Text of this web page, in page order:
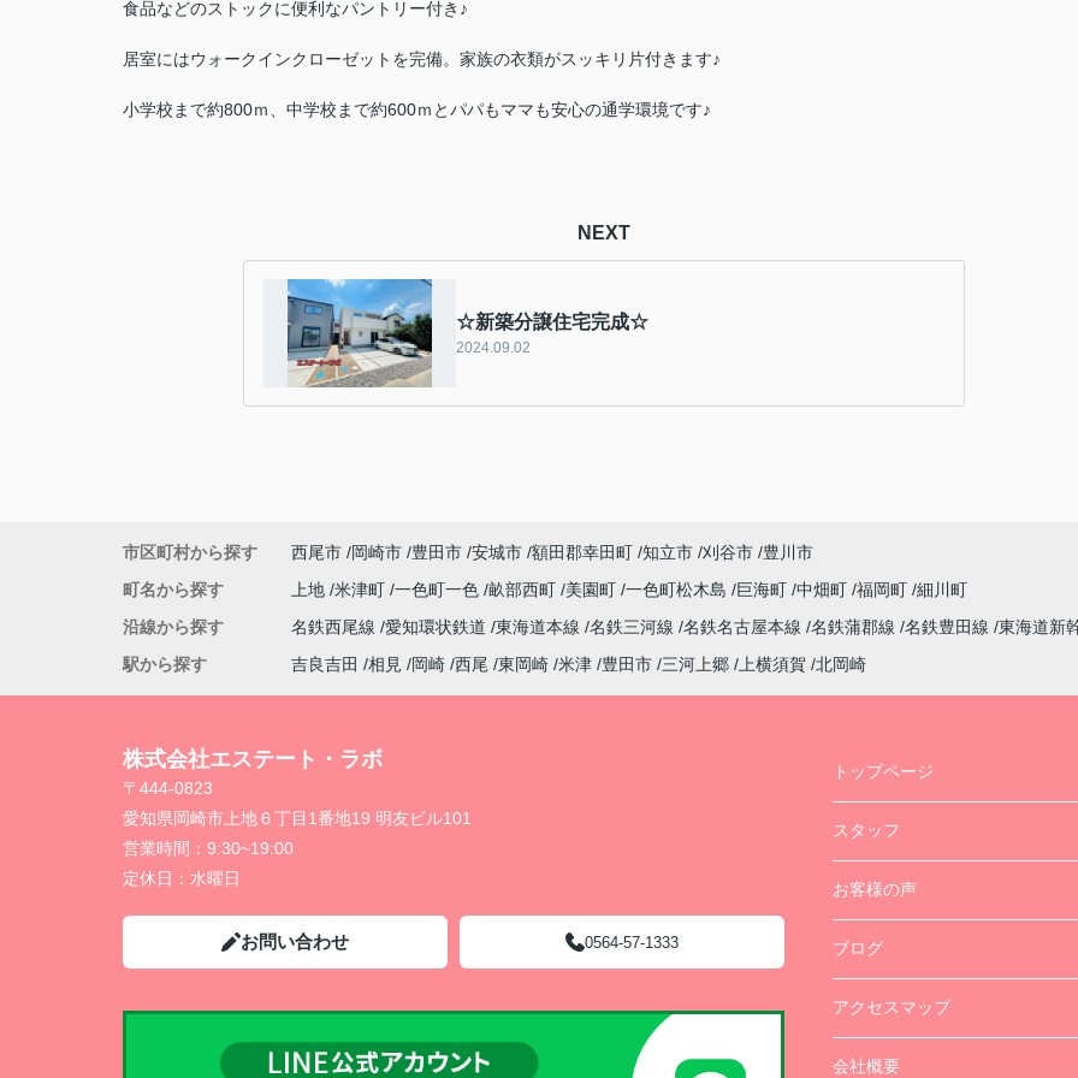
食品などのストックに便利なパントリー付き♪
居室にはウォークインクローゼットを完備。家族の衣類がスッキリ片付きます♪
小学校まで約800ｍ、中学校まで約600ｍとパパもママも安心の通学環境です♪
NEXT
☆新築分譲住宅完成☆
2024.09.02
市区町村から探す 西尾市 岡崎市 豊田市 安城市 額田郡幸田町 知立市 刈谷市 豊川市
町名から探す
上地 米津町 一色町一色 畝部西町 美園町 一色町松木島 巨海町 中畑町 福岡町 細川町
沿線から探す
名鉄西尾線 愛知環状鉄道 東海道本線 名鉄三河線 名鉄名古屋本線 名鉄蒲郡線 名鉄豊田線 東海道新
駅から探す
吉良吉田 相見 岡崎 西尾 東岡崎 米津 豊田市 三河上郷 上横須賀 北岡崎
株式会社エステート・ラボ
〒444-0823
愛知県岡崎市上地６丁目1番地19 明友ビル101
営業時間： 9:30~19:00
定休日： 水曜日
お問い合わせ 0564-57-1333
トップページ
スタッフ
お客様の声
ブログ
アクセスマップ
会社概要